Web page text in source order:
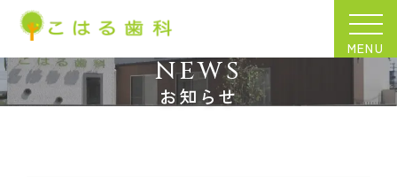
MENU
お知らせ
NEWS